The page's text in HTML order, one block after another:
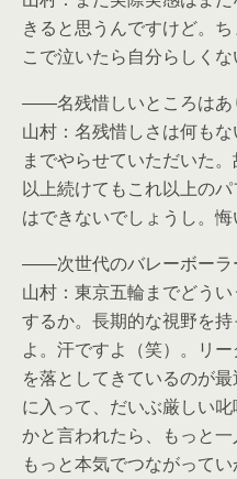
きると思うんですけど。
こで泣いたら自分らしくな
――名残惜しいところはあ
山村：名残惜しさは何も
までやらせていただいた
以上続けてもこれ以上の
はできないでしょうし。悔
――次世代のバレーボーラ
山村：東京五輪までどう
するか。長期的な視野を
よ。汗ですよ（笑）。リ
を落としてきているのが
に入って、だいぶ厳しい
かと言われたら、もっと
もっと本気でつながって